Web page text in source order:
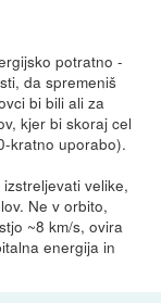
potratno -
da spremeniš
bi bili ali za
kjer bi skoraj cel
kratno uporabo).
velike,
Ne v orbito,
~8 km/s, ovira
energija in